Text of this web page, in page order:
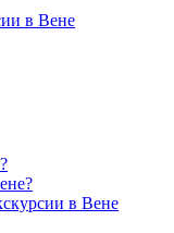
в Вене
в Вене